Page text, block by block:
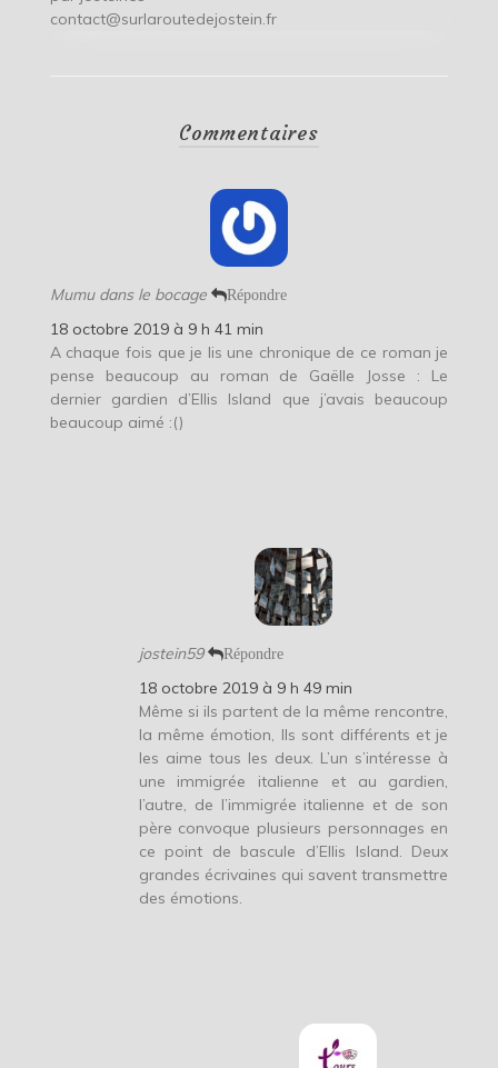
contact@surlaroutedejostein.fr
Commentaires
Mumu dans le bocage Répondre
18 octobre 2019 à 9 h 41 min
A chaque fois que je lis une chronique de ce roman je
pense beaucoup au roman de Gaëlle Josse : Le
dernier gardien d’Ellis Island que j’avais beaucoup
beaucoup aimé :()
jostein59 Répondre
18 octobre 2019 à 9 h 49 min
Même si ils partent de la même rencontre,
la même émotion, Ils sont différents et je
les aime tous les deux. L’un s’intéresse à
une immigrée italienne et au gardien,
l’autre, de l’immigrée italienne et de son
père convoque plusieurs personnages en
ce point de bascule d’Ellis Island. Deux
grandes écrivaines qui savent transmettre
des émotions.